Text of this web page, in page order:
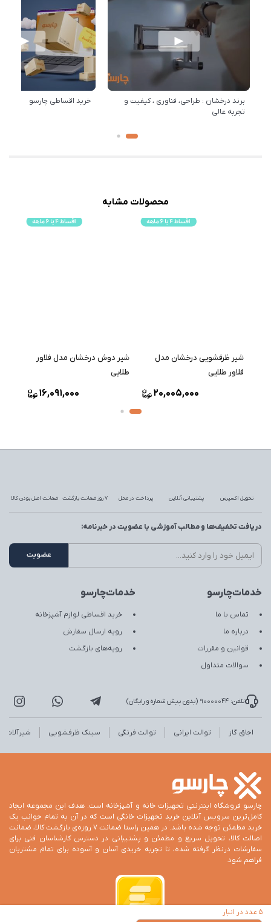
5 عدد در انبار
برند درخشان : طراحی، فناوری ، کیفیت و
تجربه عالی
خرید اقساطی چارسو
شیر دوش درخشان مدل فلاور
خدمات‌چارسو
تماس با ما
قوانین و مقررات
سوالات متداول
خدمات‌چارسو
رویه‌های بازگشت
تلفن: 90000044 (بدون پیش شماره و رایگان)
اجاق گاز توالت ایرانی
چارسو فروشگاه اینترنتی تجهیزات خانه و آشپزخانه است. هدف این مجموعه ایجاد
کامل‌ترین سرویس آنلاین خرید تجهیزات خانگی است که در آن به تمام جوانب یک
اصالت کالا، تحویل سریع و مطمئن و پشتیبانی در دسترس کارشناسان فنی برای
سفارشات درنظر گرفته شده، تا تجربه خریدی آسان و آسوده برای تمام مشتریان
فراهم شود.